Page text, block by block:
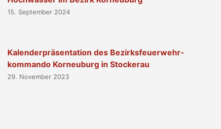
15. September 2024
Kalenderpräsentation des Bezirksfeuerwehr-
kommando Korneuburg in Stockerau
29. November 2023